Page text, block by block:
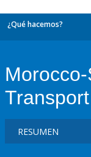
¿Qué hacemos?